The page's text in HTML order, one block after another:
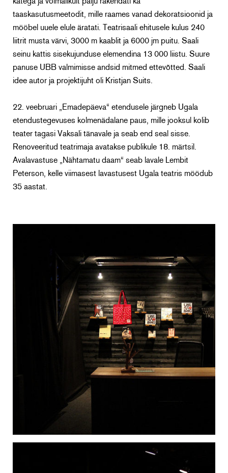
taaskasutusmeetodit, mille raames vanad dekoratsioonid ja
mööbel uuele elule äratati. Teatrisaali ehitusele kulus 240
liitrit musta värvi, 3000 m kaablit ja 6000 jm puitu. Saali
seinu kattis sisekujunduse elemendina 13 000 liistu. Suure
panuse UBB valmimisse andsid mitmed ettevõtted. Saali
idee autor ja projektijuht oli Kristjan Suits.
22. veebruari „Emadepäeva“ etendusele järgneb Ugala
etendustegevuses kolmenädalane paus, mille jooksul kolib
teater tagasi Vaksali tänavale ja seab end seal sisse.
Renoveeritud teatrimaja avatakse publikule 18. märtsil.
Avalavastuse „Nähtamatu daam“ seab lavale Lembit
Peterson, kelle viimasest lavastusest Ugala teatris möödub
35 aastat.